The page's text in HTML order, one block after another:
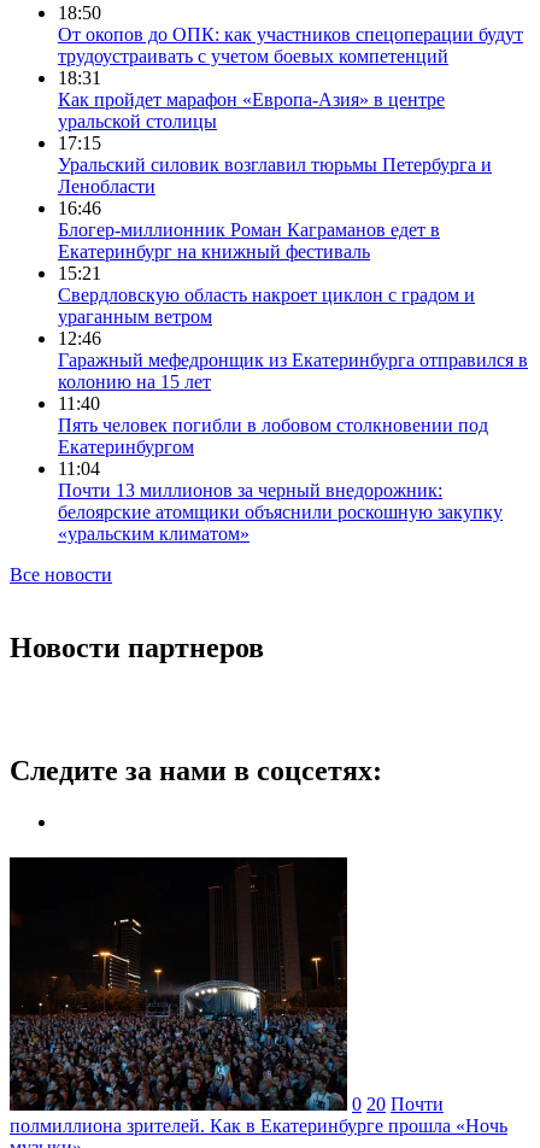
18:50
От окопов до ОПК: как участников спецоперации будут
трудоустраивать с учетом боевых компетенций
18:31
Как пройдет марафон «Европа-Азия» в центре
уральской столицы
17:15
Уральский силовик возглавил тюрьмы Петербурга и
Ленобласти
16:46
Блогер-миллионник Роман Каграманов едет в
Екатеринбург на книжный фестиваль
15:21
Свердловскую область накроет циклон с градом и
ураганным ветром
12:46
Гаражный мефедронщик из Екатеринбурга отправился в
колонию на 15 лет
11:40
Пять человек погибли в лобовом столкновении под
Екатеринбургом
11:04
Почти 13 миллионов за черный внедорожник:
белоярские атомщики объяснили роскошную закупку
«уральским климатом»
Все новости
Новости партнеров
Следите за нами в соцсетях:
0 20 Почти
полмиллиона зрителей. Как в Екатеринбурге прошла «Ночь